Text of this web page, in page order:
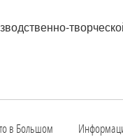
в Большом